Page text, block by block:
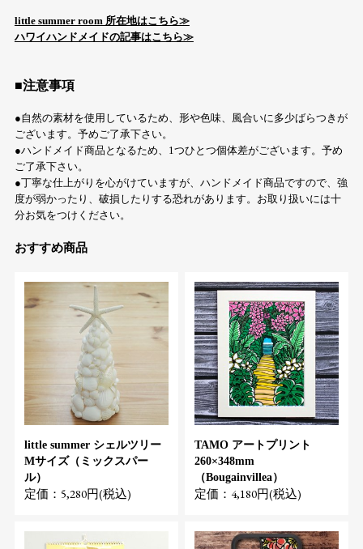
little summer room 所在地はこちら≫
ハワイハンドメイドの記事はこちら≫
■注意事項
●自然の素材を使用しているため、形や色味、風合いに多少ばらつきが
ございます。予めご了承下さい。
●ハンドメイド商品となるため、1つひとつ個体差がございます。予め
ご了承下さい。
●丁寧な仕上がりを心がけていますが、ハンドメイド商品ですので、強
度が弱かったり、破損したりする恐れがあります。お取り扱いには十
分お気をつけください。
おすすめ商品
little summer シェルツリー
Mサイズ（ミックスパー
ル）
定価：5,280円(税込)
TAMO アートプリント
260×348mm
（Bougainvillea）
定価：4,180円(税込)